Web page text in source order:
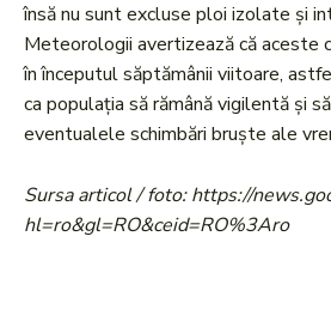
însă nu sunt excluse ploi izolate și
Meteorologii avertizează că aceste
în începutul săptămânii viitoare,
ca populația să rămână vigilentă și
eventualele schimbări bruște ale
Sursa articol / foto: https://
hl=ro&gl=RO&ceid=RO%3Aro